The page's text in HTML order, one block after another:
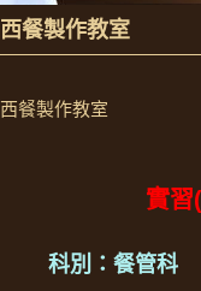
西餐製作教室
西餐製作教室
實習
科別：餐管科